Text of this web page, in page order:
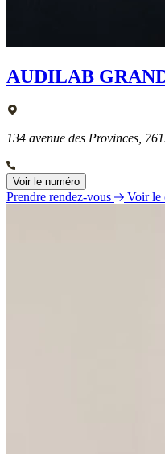
AUDILAB
134 avenue des Provinces,
Voir le numéro
Prendre rendez-vous Voir le